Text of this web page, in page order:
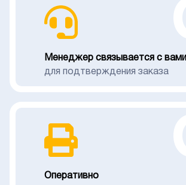
Менеджер связывается с вами
для подтверждения заказа
Оперативно